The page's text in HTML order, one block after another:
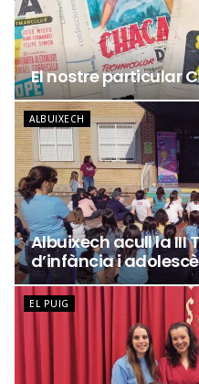
El nostre particular
ALBUIXECH
Albuixech acull la III
d’infància i
EL PUIG